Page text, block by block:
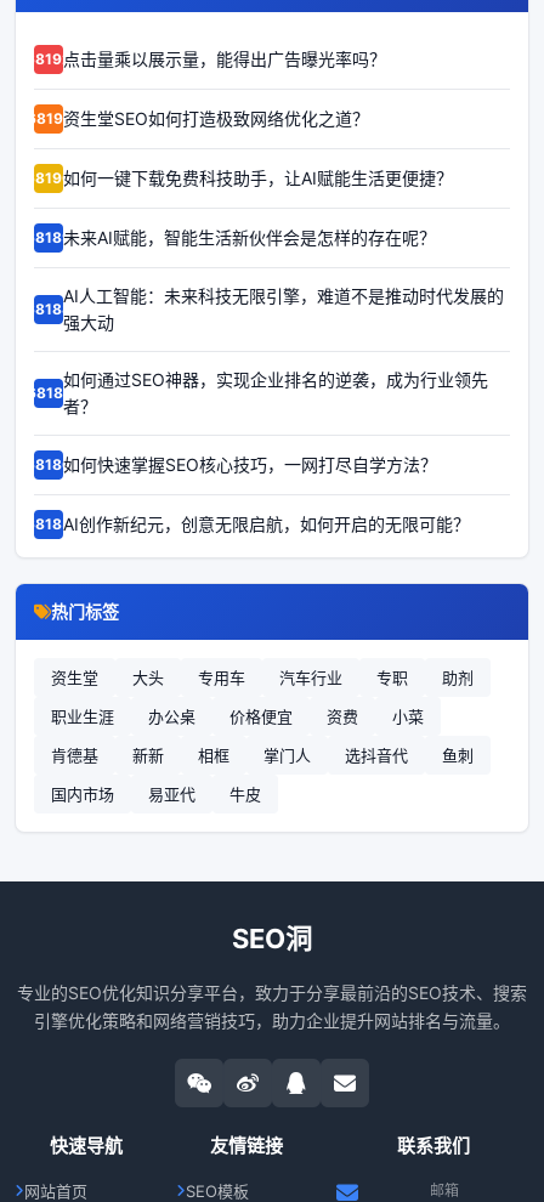
68192点击量乘以展示量，能得出广告曝光率吗？
68191资生堂SEO如何打造极致网络优化之道？
68190如何一键下载免费科技助手，让AI赋能生活更便捷？
68189未来AI赋能，智能生活新伙伴会是怎样的存在呢？
68188
AI人工智能：未来科技无限引擎，难道不是推动时代发展的
强大动
68187
如何通过SEO神器，实现企业排名的逆袭，成为行业领先
者？
68186如何快速掌握SEO核心技巧，一网打尽自学方法？
68185AI创作新纪元，创意无限启航，如何开启的无限可能？
热门标签
资生堂 大头 专用车 汽车行业 专职
助剂
职业生涯
办公桌 价格便宜 资费
小菜
肯德基
新新 相框 掌门人 选抖音代
鱼刺
国内市场
易亚代 牛皮
SEO洞
专业的SEO优化知识分享平台，致力于分享最前沿的SEO技术、搜索
引擎优化策略和网络营销技巧，助力企业提升网站排名与流量。
快速导航
网站首页
友情链接
SEO模板
联系我们
邮箱